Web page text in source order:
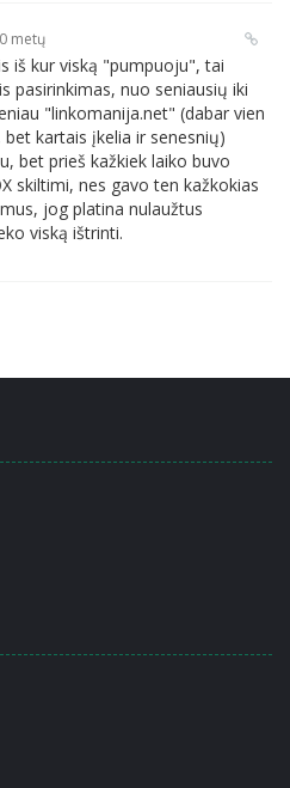
metų
iš kur viską "pumpuoju", tai
pasirinkimas, nuo seniausių iki
"linkomanija.net" (dabar vien
kartais įkelia ir senesnių)
bet prieš kažkiek laiko buvo
skiltimi, nes gavo ten kažkokias
jog platina nulaužtus
viską ištrinti.